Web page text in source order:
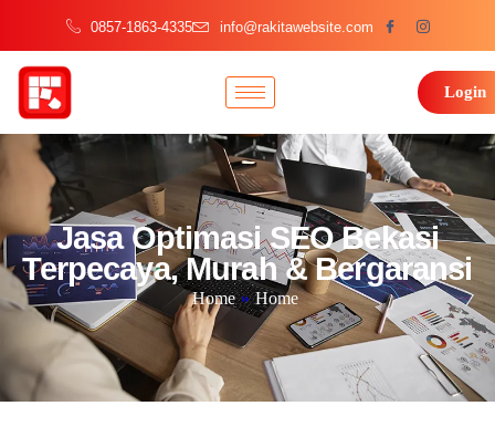
0857-1863-4335 info@rakitawebsite.com
Login
Jasa Optimasi SEO Bekasi
Terpecaya, Murah & Bergaransi
Home » Home